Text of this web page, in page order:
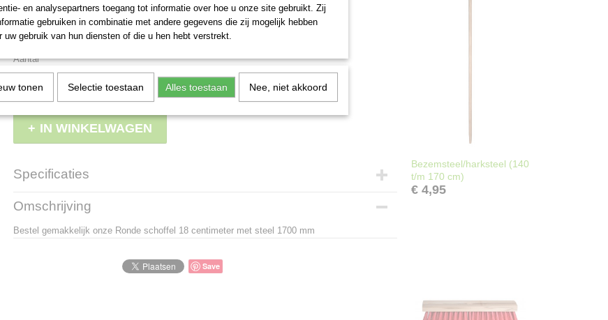
€ 47,95 (inclusief btw 21%)
Levertijd 1-3 werkdagen
Aantal
IN WINKELWAGEN
Specificaties
Productcode
EAN code
Omschrijving
Bestel gemakkelijk onze Ronde schoffel 18 centimeter met steel 1700 mm
Save
Bezemsteel/harksteel (140
t/m 170 cm)
€ 4,95
en analysepartners toegang tot informatie over hoe u onze site gebruikt. Zij
gebruiken in combinatie met andere gegevens die zij mogelijk hebben
uw gebruik van hun diensten of die u hen hebt verstrekt.
tonen Selectie toestaan Alles toestaan Nee, niet akkoord